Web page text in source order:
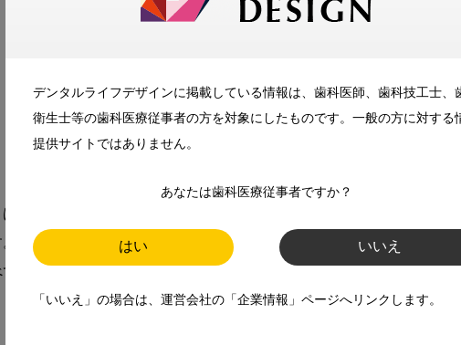
デンタルライフデザインに掲載している情報は、歯科医師、歯科技工士、
衛生士等の歯科医療従事者の方を対象にしたものです。一般の方に対する
提供サイトではありません。
あなたは歯科医療従事者ですか？
はい いいえ
「いいえ」の場合は、運営会社の「企業情報」ページへリンクします。
メールマガジンでお届け
師、歯科衛生士、歯科技工士）に
お届けします。